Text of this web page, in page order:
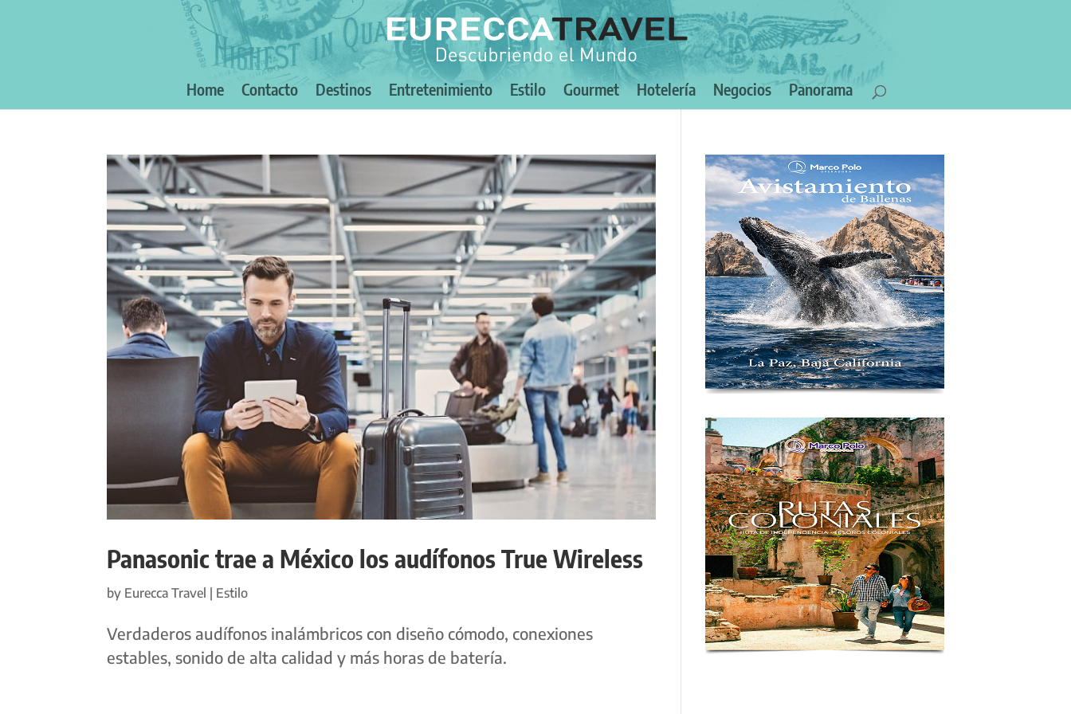
Home Contacto Destinos Entretenimiento Estilo Gourmet Hotelería Negocios Panorama
Panasonic trae a México los audífonos True Wireless
by Eurecca Travel Estilo
Verdaderos audífonos inalámbricos con diseño cómodo, conexiones
estables, sonido de alta calidad y más horas de batería.